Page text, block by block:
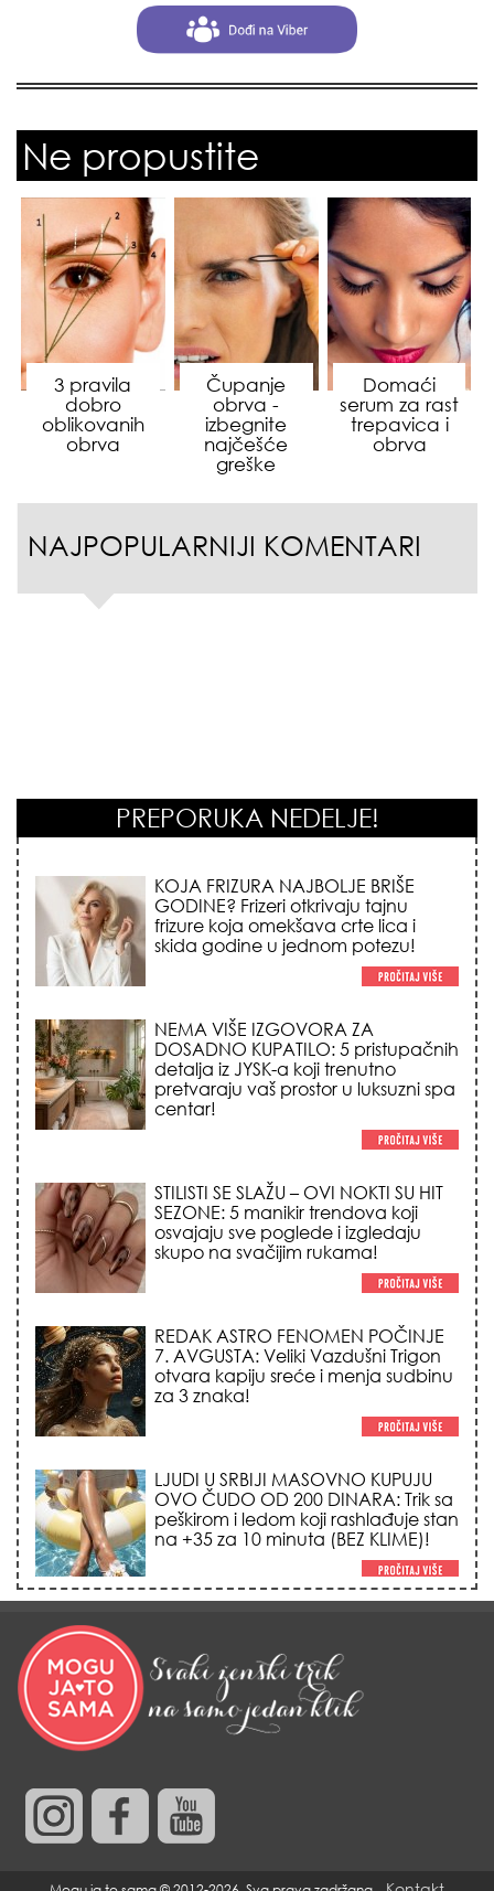
Ne propustite
3 pravila
dobro
oblikovanih
obrva
Čupanje
obrva -
izbegnite
najčešće
greške
Domaći
serum za rast
trepavica i
obrva
NAJPOPULARNIJI KOMENTARI
PREPORUKA NEDELJE!
KOJA FRIZURA NAJBOLJE BRIŠE
GODINE? Frizeri otkrivaju tajnu
frizure koja omekšava crte lica i
skida godine u jednom potezu!
NEMA VIŠE IZGOVORA ZA
DOSADNO KUPATILO: 5 pristupačnih
detalja iz JYSK-a koji trenutno
pretvaraju vaš prostor u luksuzni spa
centar!
STILISTI SE SLAŽU – OVI NOKTI SU HIT
SEZONE: 5 manikir trendova koji
osvajaju sve poglede i izgledaju
skupo na svačijim rukama!
REDAK ASTRO FENOMEN POČINJE
7. AVGUSTA: Veliki Vazdušni Trigon
otvara kapiju sreće i menja sudbinu
za 3 znaka!
LJUDI U SRBIJI MASOVNO KUPUJU
OVO ČUDO OD 200 DINARA: Trik sa
peškirom i ledom koji rashlađuje stan
na +35 za 10 minuta (BEZ KLIME)!
ako želite da vam kosa raste kao iz
vode i privučete novu ljubav!
LOVOROVIM LISTOM: Stari ritual
privlačenja novca koji treba uraditi
baš tokom sezone Lava!